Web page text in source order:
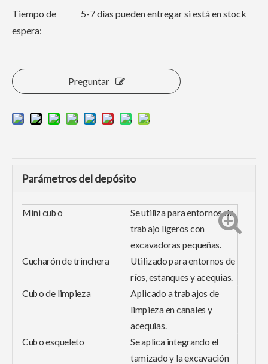
Tiempo de
espera:
5-7 días pueden entregar si está en stock
Preguntar
Parámetros del depósito
Mini cubo
Se utiliza para entornos de
trabajo ligeros con
excavadoras pequeñas.
Cucharón de trinchera
Utilizado para entornos de
ríos, estanques y acequias.
Cubo de limpieza
Aplicado a trabajos de
limpieza en canales y
acequias.
Cubo esqueleto Se aplica integrando el
tamizado y la excavación